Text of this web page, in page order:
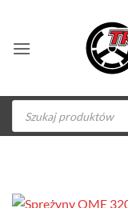
zawartości
Wyszukiwarka
produktów